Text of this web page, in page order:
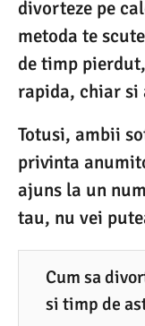
2
0
1
0
.
8
.
divorteze pe
metoda te
de timp
rapida, chiar si
Totusi, ambii
privinta
ajuns la un
tau, nu vei
Cum sa
si timp de